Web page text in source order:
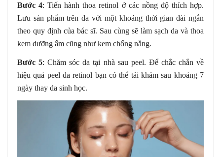
Bước 4: Tiến hành thoa retinol ở các nồng độ thích hợp.
Lưu sản phẩm trên da với một khoảng thời gian dài ngắn
theo quy định của bác sĩ. Sau cùng sẽ làm sạch da và thoa
kem dưỡng ẩm cũng như kem chống nắng.
Bước 5: Chăm sóc da tại nhà sau peel. Để chắc chắn về
hiệu quả peel da retinol bạn có thể tái khám sau khoảng 7
ngày thay da sinh học.